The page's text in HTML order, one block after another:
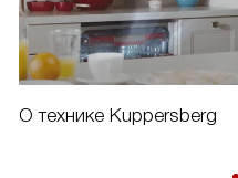
О технике Kuppersberg